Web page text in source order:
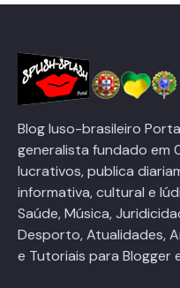
Blog luso-brasileiro
generalista fundado em
lucrativos, publica
informativa, cultural e
Saúde, Música,
Desporto, Atualidades,
e Tutoriais para Blogger